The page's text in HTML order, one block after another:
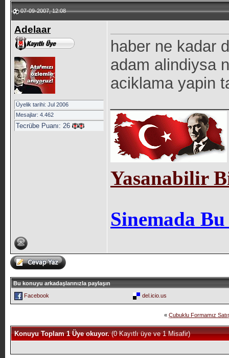
07-09-2007, 12:08
Adelaar
Üyelik tarihi: Jul 2006
Mesajlar: 4.462
Tecrübe Puanı: 26
haber ne kadar
adam alindiysa
aciklama yapin
Yasanabilir
Sinemada
Bu konuyu arkadaşlarınızla paylaşın
Facebook
del.icio.us
« Çubuklu Formamız
Konuyu Toplam 1 Üye okuyor.(0 Kayıtlı üye ve 1 Misafir)